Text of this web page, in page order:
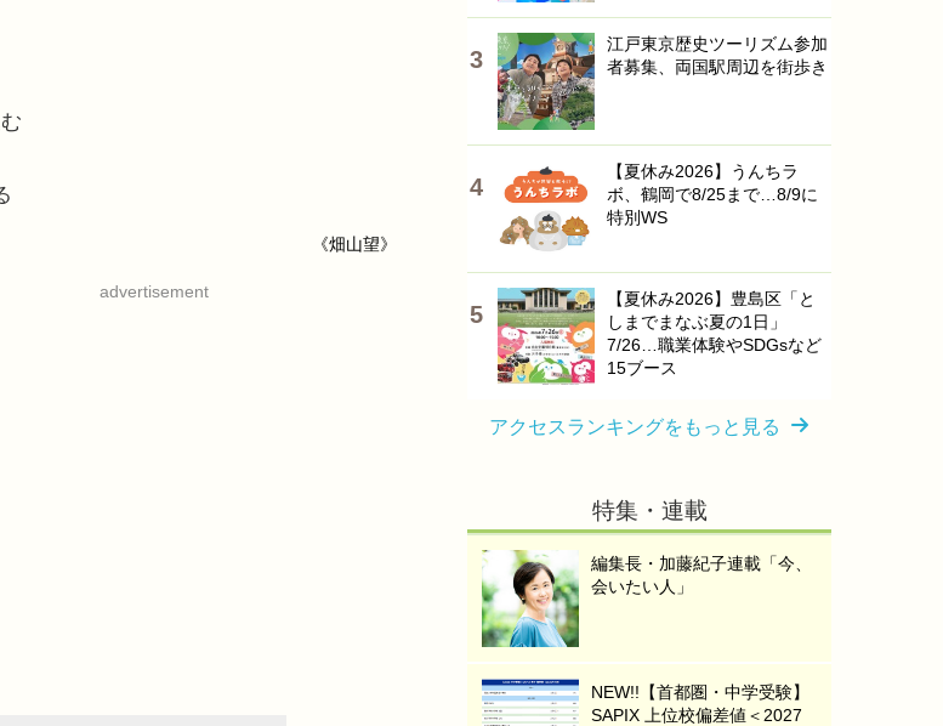
《畑山望》
advertisement
江戸東京歴史ツーリズム参加
者募集、両国駅周辺を街歩き
【夏休み2026】うんちラ
ボ、鶴岡で8/25まで…8/9に
特別WS
【夏休み2026】豊島区「と
しまでまなぶ夏の1日」
7/26…職業体験やSDGsなど
15ブース
アクセスランキングをもっと見る
特集・連載
編集長・加藤紀子連載「今、
会いたい人」
NEW!!【首都圏・中学受験】
SAPIX 上位校偏差値＜2027